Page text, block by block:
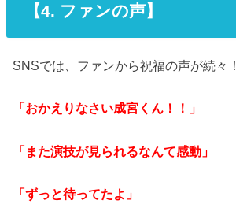
【4. ファンの声】
SNSでは、ファンから祝福の声が続々！
「おかえりなさい成宮くん！！」
「また演技が見られるなんて感動」
「ずっと待ってたよ」